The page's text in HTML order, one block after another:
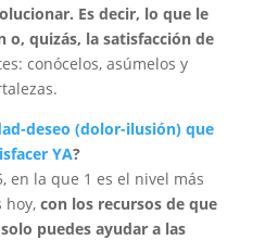
Es decir, lo que le
o, quizás, la satisfacción de
conócelos, asúmelos y
deseo (dolor-ilusión) que
YA?
en la que 1 es el nivel más
hoy, con los recursos de que
puedes ayudar a las